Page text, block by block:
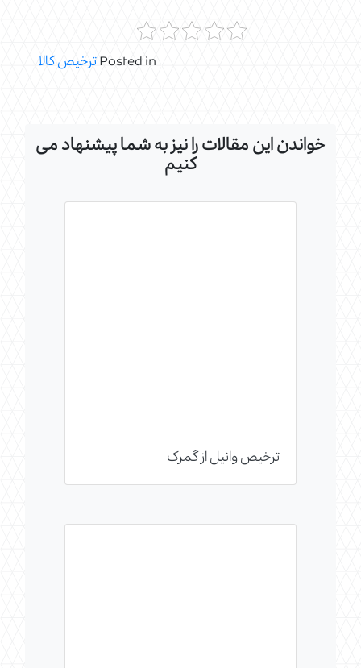
Posted inترخیص کالا
خواندن این مقالات را نیز به شما پیشنهاد می
کنیم
ترخیص وانیل از گمرک